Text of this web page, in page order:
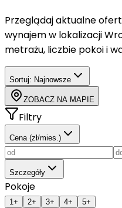
Przeglądaj aktualne
wynajemw lokalizacji
metrażu, liczbie pokoi i
Sortuj: Najnowsze
ZOBACZ NA MAPIE
Filtry
Cena (zł/mies.)
Szczegóły
Pokoje
1+ 2+ 3+ 4+ 5+